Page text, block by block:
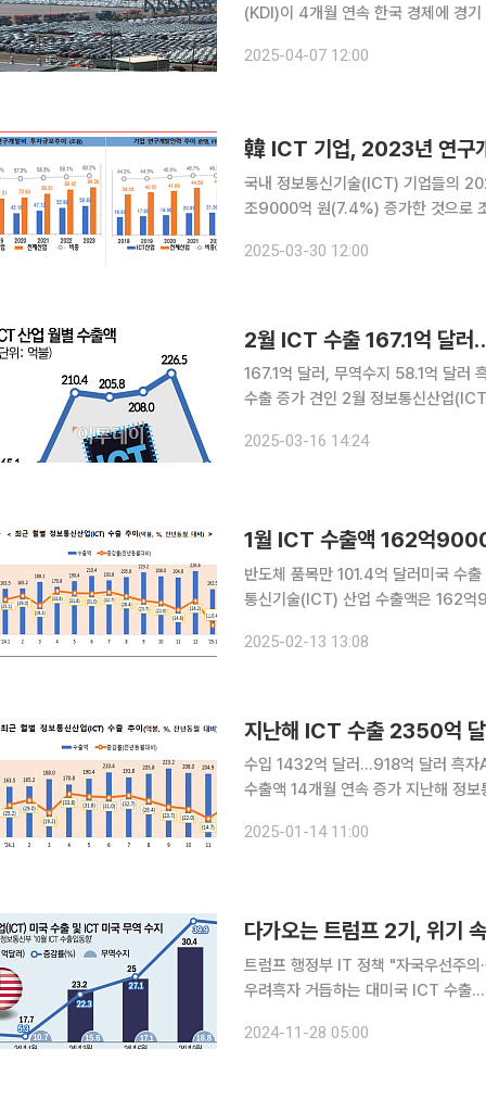
(KDI)이 4개월 연속 한국 경제에 경
향 4월호'에서 "최근 우리 경제는 대
2025-04-07 12:00
韓 ICT 기업, 2023년 연
국내 정보통신기술(ICT) 기업들의
조9000억 원(7.4%) 증가한 것으로 조사됐다. 30일 과학기술정보통신부에
원의 60.2% 수준이며, 증가액 규모
2025-03-30 12:00
2월 ICT 수출 167.1억 달러
167.1억 달러, 무역수지 58.1억 달러
수출 증가 견인 2월 정보통신산업(ICT) 분야 수출액이 167억 1000만 달러로, 무역수지 58억
2025-03-16 14:24
1월 ICT 수출액 162억
반도체 품목만 101.4억 달러미국 수출 24.6%
통신기술(ICT) 산업 수출액은 162억
하며 반도체 수출은 15개월 연속 증가
2025-02-13 13:08
지난해 ICT 수출 2350억
수입 1432억 달러…918억 달러 흑자
수출액 14개월 연속 증가 지난해 정보통신산업(ICT) 수출은 2350억 달러로 2년만에 역대 최대치
신부는 14일 2024년 연간 및 12월 IC
2025-01-14 11:00
다가오는 트럼프 2기, 위기
트럼프 행정부 IT 정책 "자국우선주
우려흑자 거듭하는 대미국 ICT 수출…타겟될 수도 새로 들어설 미국 트
2024-11-28 05:00